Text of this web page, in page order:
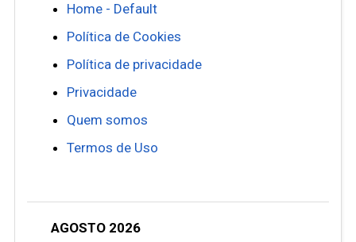
Home - Default
Política de Cookies
Política de privacidade
Privacidade
Quem somos
Termos de Uso
AGOSTO 2026